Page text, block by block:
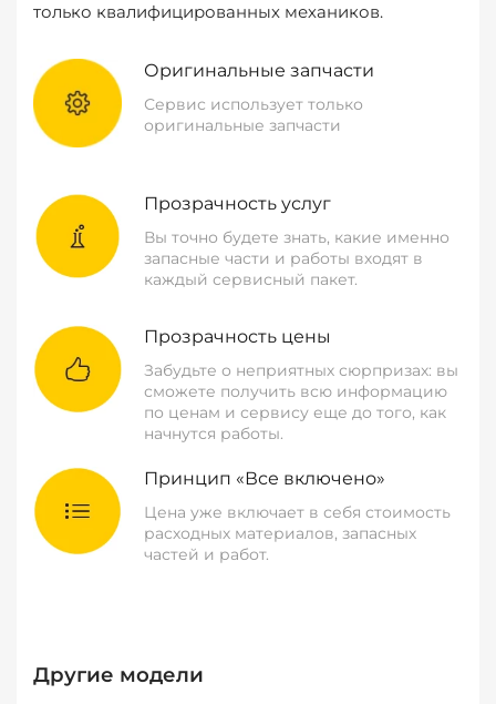
только квалифицированных механиков.
Оригинальные запчасти
Сервис использует только
оригинальные запчасти
Прозрачность услуг
Вы точно будете знать, какие именно
запасные части и работы входят в
каждый сервисный пакет.
Прозрачность цены
Забудьте о неприятных сюрпризах: вы
сможете получить всю информацию
по ценам и сервису еще до того, как
начнутся работы.
Принцип «Все включено»
Цена уже включает в себя стоимость
расходных материалов, запасных
частей и работ.
Другие модели